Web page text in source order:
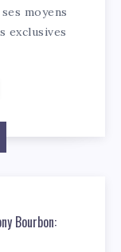
moyens
exclusives
Bourbon: